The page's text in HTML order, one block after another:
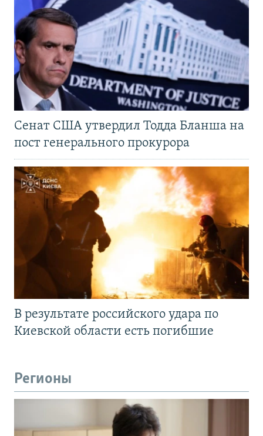
Сенат США утвердил Тодда Бланша на
пост генерального прокурора
В результате российского удара по
Киевской области есть погибшие
Регионы